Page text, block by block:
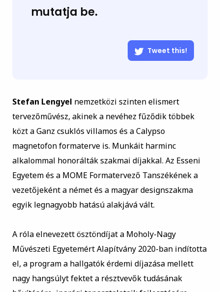
mutatja be.
Tweet this!
Stefan Lengyel nemzetközi szinten elismert
tervezőművész, akinek a nevéhez fűződik többek
közt a Ganz csuklós villamos és a Calypso
magnetofon formaterve is. Munkáit harminc
alkalommal honorálták szakmai díjakkal. Az Esseni
Egyetem és a MOME Formatervező Tanszékének a
vezetőjeként a német és a magyar designszakma
egyik legnagyobb hatású alakjává vált.
A róla elnevezett ösztöndíjat a Moholy-Nagy
Művészeti Egyetemért Alapítvány 2020-ban indította
el, a program a hallgatók érdemi díjazása mellett
nagy hangsúlyt fektet a résztvevők tudásának